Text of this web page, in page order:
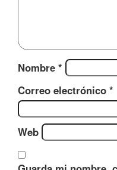
Nombre *
Correo electrónico *
Web